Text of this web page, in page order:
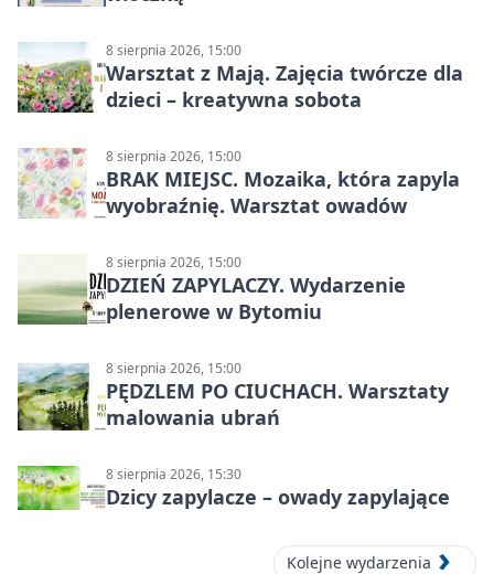
8 sierpnia 2026, 15:00
Warsztat z Mają. Zajęcia twórcze dla
dzieci – kreatywna sobota
8 sierpnia 2026, 15:00
BRAK MIEJSC. Mozaika, która zapyla
wyobraźnię. Warsztat owadów
8 sierpnia 2026, 15:00
DZIEŃ ZAPYLACZY. Wydarzenie
plenerowe w Bytomiu
8 sierpnia 2026, 15:00
PĘDZLEM PO CIUCHACH. Warsztaty
malowania ubrań
8 sierpnia 2026, 15:30
Dzicy zapylacze – owady zapylające
Kolejne wydarzenia